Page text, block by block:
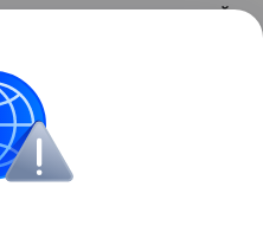
воспитывать детей:
если дети постоянно
Михаил Лабковский